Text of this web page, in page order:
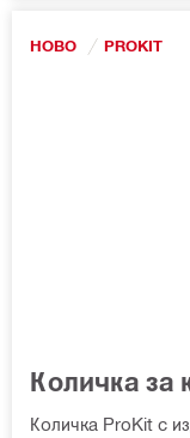
НОВО PROKIT
Количка за
Количка ProKit с